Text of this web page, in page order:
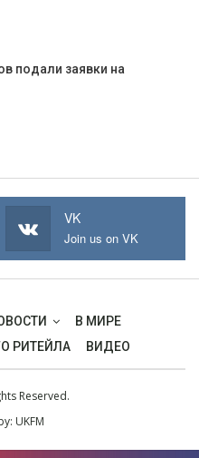
подали заявки на
VK
Join us on VK
В МИРЕ
РИТЕЙЛА
ВИДЕО
Reserved.
UKFM